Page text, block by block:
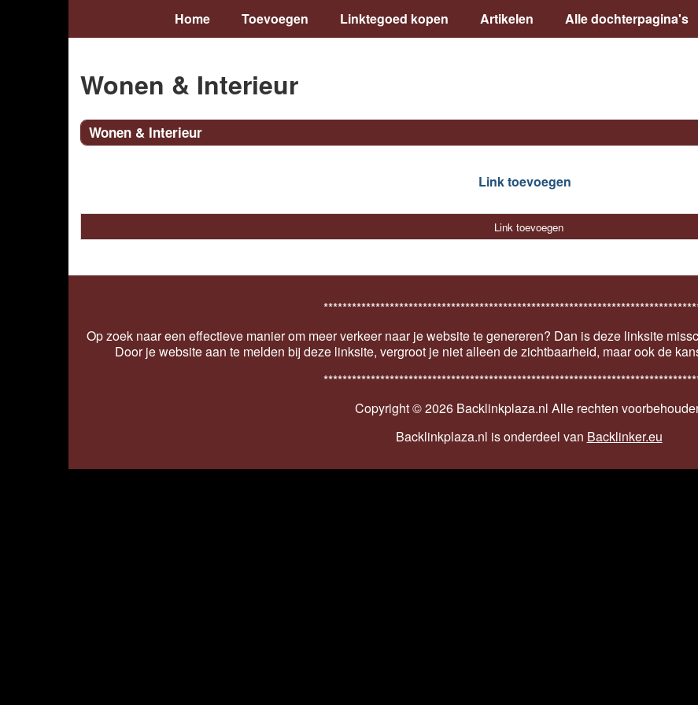
Home Toevoegen Linktegoed kopen Artikelen Alle dochterpagina's
Wonen & Interieur
Wonen & Interieur
Link toevoegen
Link toevoegen
Op zoek naar een effectieve manier om meer verkeer naar je website te genereren? Dan is deze linksite
Door je website aan te melden bij deze linksite, vergroot je niet alleen de zichtbaarheid, maar ook de
Copyright ©2026 Backlinkplaza.nl Alle rechten
Backlinkplaza.nl is onderdeel van Backlinker.eu